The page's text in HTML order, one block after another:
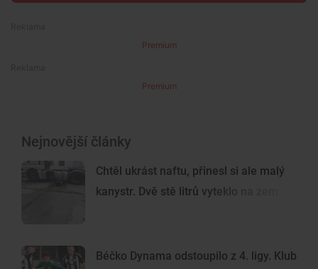
Premium
Premium
Nejnovější články
Chtěl ukrást naftu, přinesl si ale malý
kanystr. Dvě stě litrů vyteklo na zem
Béčko Dynama odstoupilo z 4. ligy. Klub